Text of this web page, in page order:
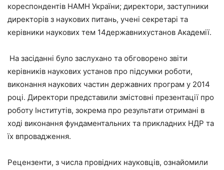
кореспондентів НАМН України; директори, заступники
директорів з наукових питань, учені секретарі та
керівники наукових тем 14державнихустанов Академії.
На засіданні було заслухано та обговорено звіти
керівників наукових установ про підсумки роботи,
виконання наукових частин державних програм у 2014
році. Директори представили змістовні презентації про
роботу Інститутів, зокрема про результати отримані в
ході виконання фундаментальних та прикладних НДР та
їх впровадження.
Рецензенти, з числа провідних науковців, ознайомили